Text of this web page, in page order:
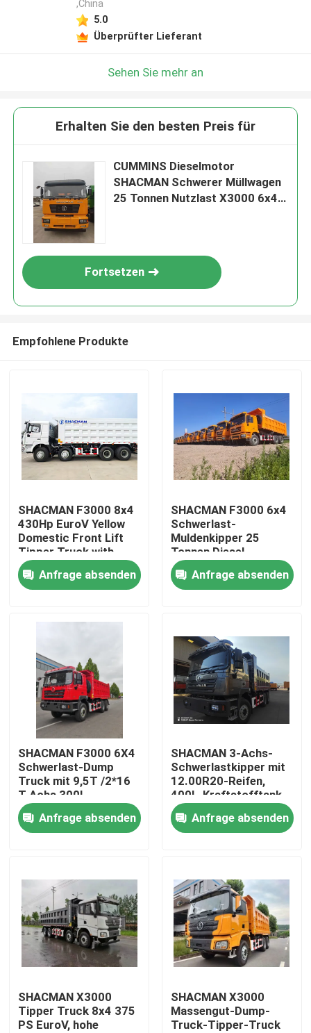
Produkte
Über uns
Werksbesichtigung
Qualitätskontrolle
Neuigkeiten
Bitte um ein Angebot
Traktor-LKW
,China
5.0
Überprüfter Lieferant
Sehen Sie mehr an
Erhalten Sie den besten Preis für
CUMMINS Dieselmotor
SHACMAN Schwerer Müllwagen
25 Tonnen Nutzlast X3000 6x4
Fortsetzen
Empfohlene Produkte
SHACMAN F3000 8x4
430Hp EuroV Yellow
Domestic Front Lift
Tipper Truck with
300L Fuel Tank and
12.00R20 Tires
Anfrage absenden
SHACMAN F3000 6x4
Schwerlast-
Muldenkipper 25
Tonnen Diesel
Anfrage absenden
SHACMAN F3000 6X4
Schwerlast-Dump
Truck mit 9,5T /2*16
T Achs 300L
Kraftstoffbehälter
und 3775+1400 mm
Radstand
Anfrage absenden
SHACMAN 3-Achs-
Schwerlastkipper mit
12.00R20-Reifen,
400L-Kraftstofftank
und manuellem
Getriebe, 430 PS Euro
II, 25 Tonnen
Anfrage absenden
SHACMAN X3000
Tipper Truck 8x4 375
PS EuroV, hohe
SHACMAN X3000
Massengut-Dump-
Truck-Tipper-Truck